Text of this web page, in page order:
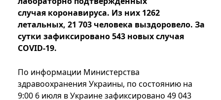
случая коронавируса. Из них 1262
летальных, 21 703 человека выздоровело. За
сутки зафиксировано 543 новых случая
COVID-19.
По информации Министерства
здравоохранения Украины, по состоянию на
9:00 6 июля в Украине зафиксировано 49 043